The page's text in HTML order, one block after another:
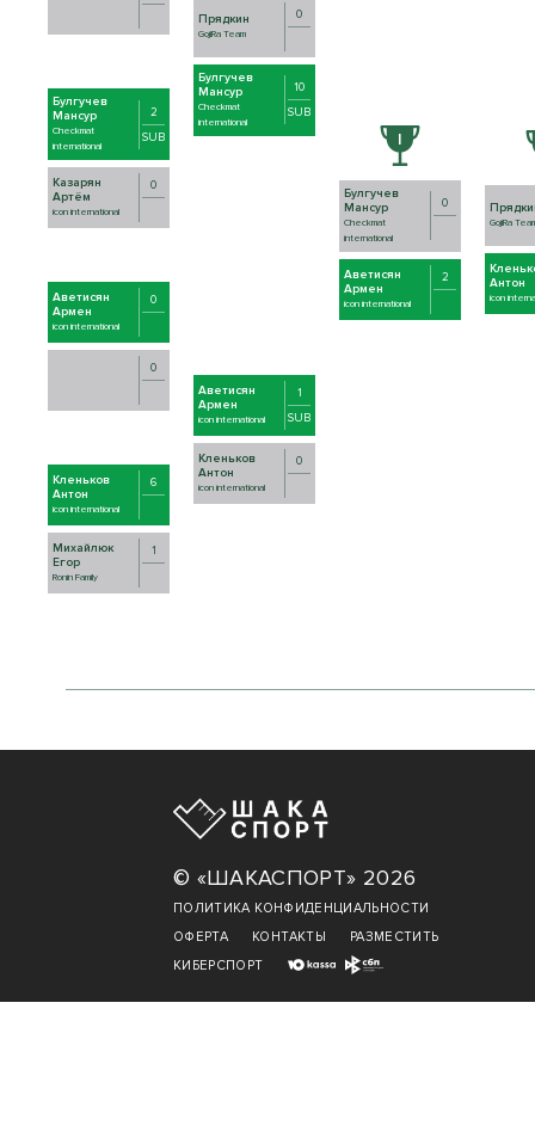
Булгучев
Мансур
Checkmat
international
2
SUB
Казарян
Артём
icon international
0
Аветисян
Армен
icon international
0
0
Кленьков
Антон
icon international
6
Михайлюк
Егор
Ronin Family
1
Прядкин
GojiRa Team
0
Булгучев
Мансур
Checkmat
international
10
SUB
Аветисян
Армен
icon international
1
SUB
Кленьков
Антон
icon international
0
Булгучев
Мансур
Checkmat
international
0
Аветисян
Армен
icon international
2
GojiRa
Антон
icon
© «ШАКАСПОРТ» 2026
ПОЛИТИКА КОНФИДЕНЦИАЛЬНОСТИ
ОФЕРТА
КОНТАКТЫ
РАЗМЕСТИТЬ
КИБЕРСПОРТ